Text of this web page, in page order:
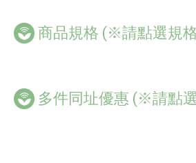
商品規格 (※請點選規
多件同址優惠 (※請點